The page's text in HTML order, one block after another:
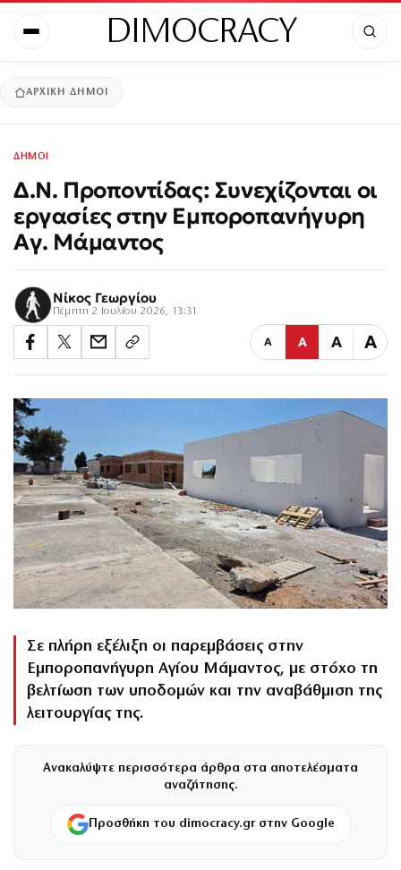
DIMOCRACY
ΑΡΧΙΚΉ ΔΗΜΟΙ
ΔΗΜΟΙ
Δ.Ν. Προποντίδας: Συνεχίζονται οι
εργασίες στην Εμποροπανήγυρη
Αγ. Μάμαντος
Νίκος Γεωργίου
Πέμπτη 2 Ιουλίου 2026, 13:31
Α Α Α Α
Σε πλήρη εξέλιξη οι παρεμβάσεις στην
Εμποροπανήγυρη Αγίου Μάμαντος, με στόχο τη
βελτίωση των υποδομών και την αναβάθμιση της
λειτουργίας της.
Ανακαλύψτε περισσότερα άρθρα στα αποτελέσματα
αναζήτησης.
Προσθήκη του dimocracy.gr στην Google